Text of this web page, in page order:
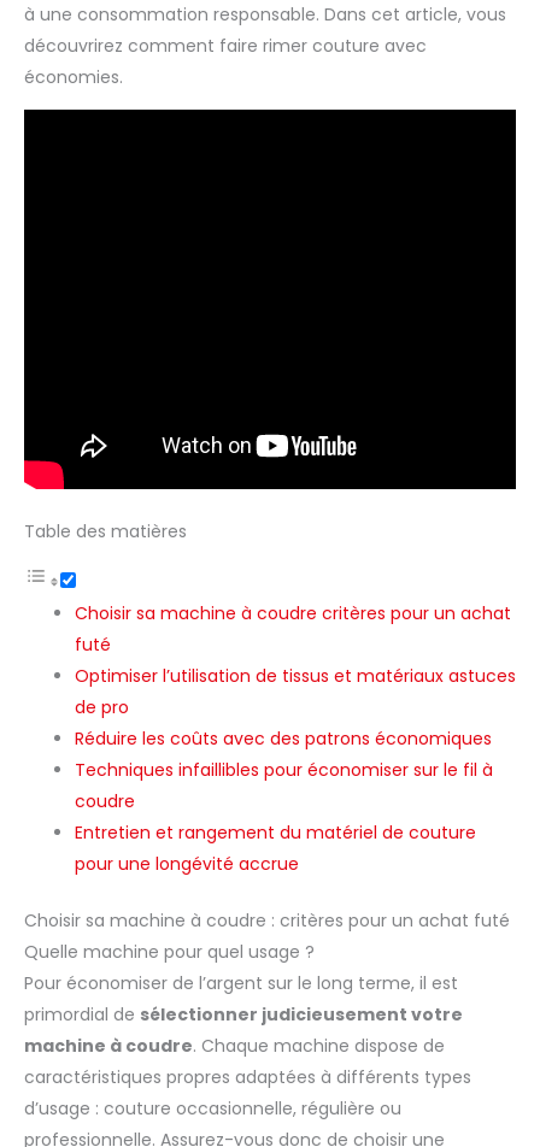
à une consommation responsable. Dans cet article, vous
découvrirez comment faire rimer couture avec
économies.
Table des matières
Choisir sa machine à coudre critères pour un achat
futé
Optimiser l’utilisation de tissus et matériaux astuces
de pro
Réduire les coûts avec des patrons économiques
Techniques infaillibles pour économiser sur le fil à
coudre
Entretien et rangement du matériel de couture
pour une longévité accrue
Choisir sa machine à coudre : critères pour un achat futé
Quelle machine pour quel usage ?
Pour économiser de l’argent sur le long terme, il est
primordial de sélectionner judicieusement votre
machine à coudre. Chaque machine dispose de
caractéristiques propres adaptées à différents types
d’usage : couture occasionnelle, régulière ou
professionnelle. Assurez-vous donc de choisir une